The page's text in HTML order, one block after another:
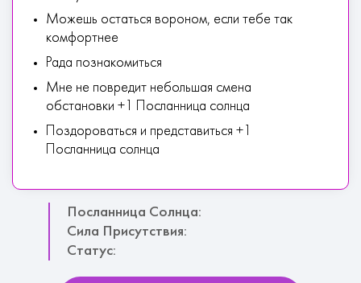
Можешь остаться вороном, если тебе так
комфортнее
Рада познакомиться
Мне не повредит небольшая смена
обстановки +1 Посланница солнца
Поздороваться и представиться +1
Посланница солнца
Посланница Солнца:
Сила Присутствия:
Статус: